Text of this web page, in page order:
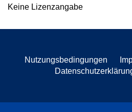
Keine Lizenzangabe
Nutzungsbedingungen